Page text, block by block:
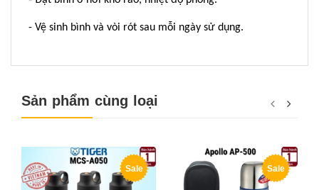
- Vệ sinh bình và vòi rót sau mỗi ngày sử dụng.
Sản phẩm cùng loại
Sale Sale